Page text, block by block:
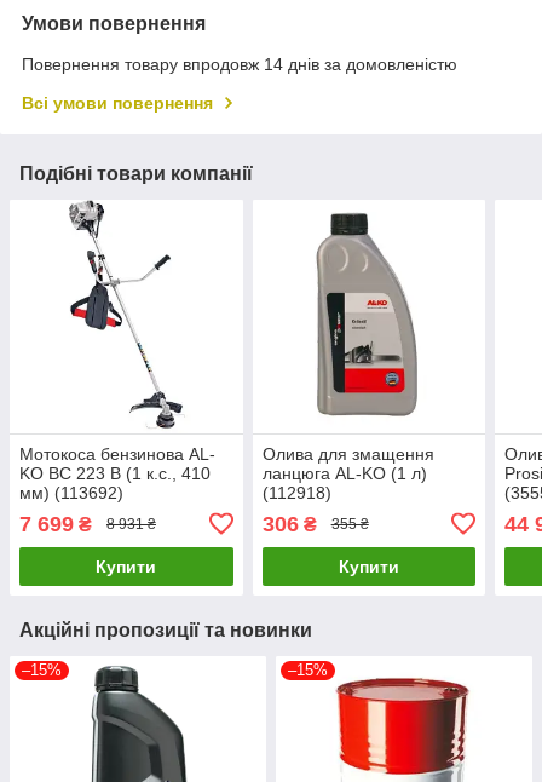
Умови повернення
Повернення товару впродовж 14 днів за домовленістю
Всі умови повернення
Подібні товари компанії
Мотокоса бензинова AL-
KO BC 223 B (1 к.с., 410
мм) (113692)
7 699 ₴ 8 931 ₴
Купити
Олива для змащення
ланцюга AL-KO (1 л)
(112918)
306₴ 355 ₴
Купити
44
Акційні пропозиції та новинки
–15% –15%